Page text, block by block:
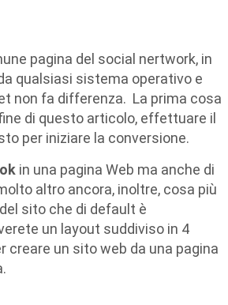
pagina del social nertwork, in
qualsiasi sistema operativo e
non fa differenza. La prima cosa
di questo articolo, effettuare il
per iniziare la conversione.
in una pagina Web ma anche di
altro ancora, inoltre, cosa più
sito che di default è
un layout suddiviso in 4
creare un sito web da una pagina